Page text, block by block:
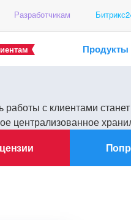
Разработчикам
Продукты
с клиентами
централизованное